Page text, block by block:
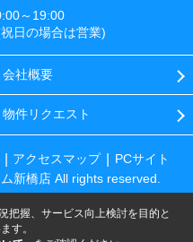
～19:00
日の場合は営業)
会社概要
物件リクエスト
アクセスマップ
PCサイト
新橋店 All rights reserved.
把握、サービス向上検討を目的と
す。